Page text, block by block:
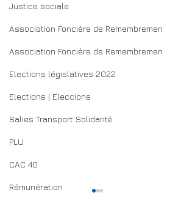
Justice sociale
Association Foncière de Remembremen
Association Foncière de Remembremen
Elections législatives 2022
Elections | Eleccions
Salies Transport Solidarité
PLU
CAC 40
Rémunération